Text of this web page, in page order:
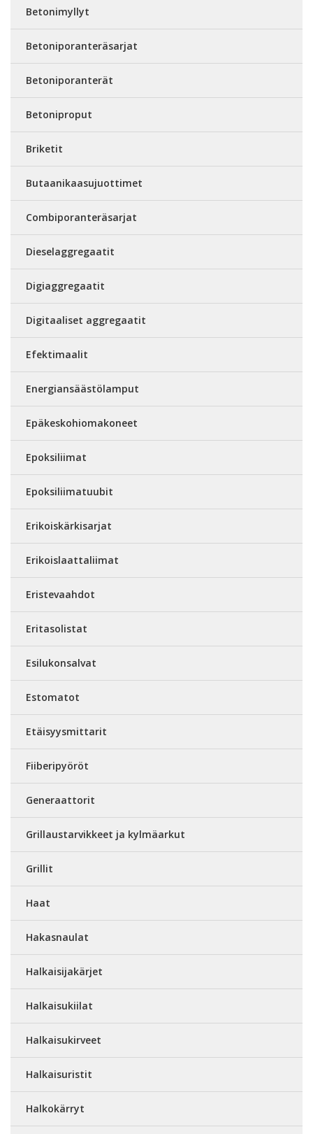
Betonimyllyt
Betoniporanteräsarjat
Betoniporanterät
Betoniproput
Briketit
Butaanikaasujuottimet
Combiporanteräsarjat
Dieselaggregaatit
Digiaggregaatit
Digitaaliset aggregaatit
Efektimaalit
Energiansäästölamput
Epäkeskohiomakoneet
Epoksiliimat
Epoksiliimatuubit
Erikoiskärkisarjat
Erikoislaattaliimat
Eristevaahdot
Eritasolistat
Esilukonsalvat
Estomatot
Etäisyysmittarit
Fiiberipyöröt
Generaattorit
Grillaustarvikkeet ja kylmäarkut
Grillit
Haat
Hakasnaulat
Halkaisijakärjet
Halkaisukiilat
Halkaisukirveet
Halkaisuristit
Halkokärryt